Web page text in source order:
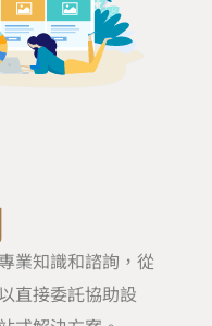
業知識和諮詢，從
直接委託協助設